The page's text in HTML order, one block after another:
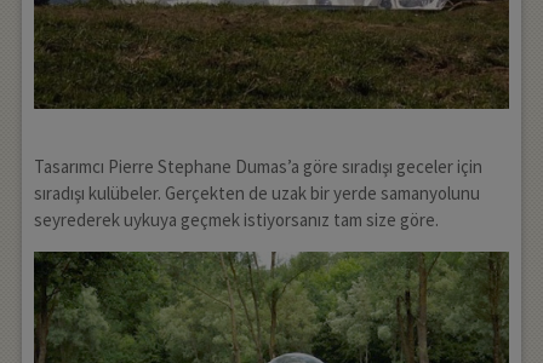
Tasarımcı Pierre Stephane Dumas’a göre sıradışı geceler için
sıradışı kulübeler. Gerçekten de uzak bir yerde samanyolunu
seyrederek uykuya geçmek istiyorsanız tam size göre.